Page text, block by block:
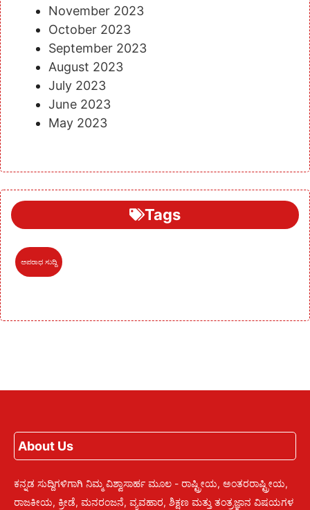
November 2023
October 2023
September 2023
August 2023
July 2023
June 2023
May 2023
Tags
ಅಪರಾಧ ಸುದ್ದಿ
About Us
ಕನ್ನಡ ಸುದ್ದಿಗಳಿಗಾಗಿ ನಿಮ್ಮ ವಿಶ್ವಾಸಾರ್ಹ ಮೂಲ - ರಾಷ್ಟ್ರೀಯ, ಅಂತರರಾಷ್ಟ್ರೀಯ,
ರಾಜಕೀಯ, ಕ್ರೀಡೆ, ಮನರಂಜನೆ, ವ್ಯವಹಾರ, ಶಿಕ್ಷಣ ಮತ್ತು ತಂತ್ರಜ್ಞಾನ ವಿಷಯಗಳ